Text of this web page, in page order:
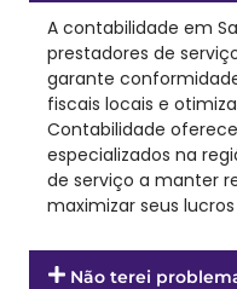
A contabilidade em
prestadores de
garante
fiscais locais e
Contabilidade
especializados na
de serviço a manter
maximizar seus lucros
Não terei